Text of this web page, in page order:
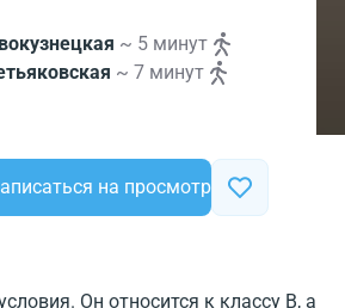
~ 5 минут
~ 7 минут
на просмотр
Он относится к классу B, а